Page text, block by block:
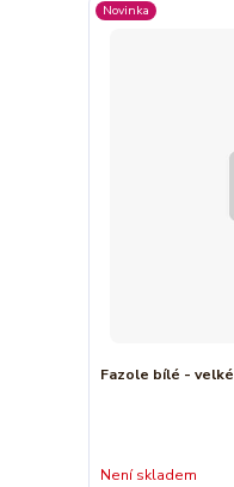
Novinka
Fazole bílé - velké
Není skladem